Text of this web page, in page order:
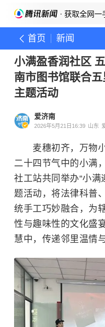
· 获取全网一
首页 新闻
小满盈香润社区
南市图书馆联合
主题活动​
爱济南
2026年5月21日16:39 山东
麦穗初齐，万物小
二十四节气中的小满
社工站共同举办“小满
题活动，将法律科普
统手工巧妙融合，为
性与趣味性的文化盛
慧中，传递邻里温情